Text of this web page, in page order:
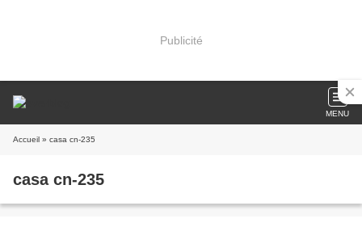
Publicité
MENU
Accueil » casa cn-235
casa cn-235